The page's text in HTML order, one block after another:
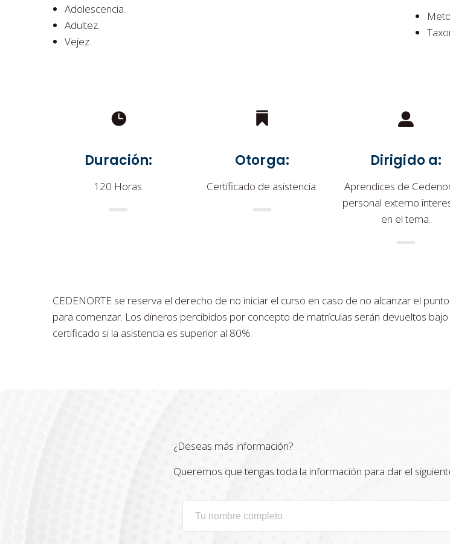
Adolescencia.
Adultez.
Vejez.
Duración:
120 Horas.
Otorga:
Certificado de asistencia.
Dirigido a:
Aprendices de
personal externo
en el tema.
CEDENORTE se reserva el derecho de no iniciar el curso en caso de no alcanzar el
para comenzar. Los dineros percibidos por concepto de matrículas serán devueltos
certificado si la asistencia es superior al 80%.
¿Deseas más información?
Queremos que tengas toda la información para dar el